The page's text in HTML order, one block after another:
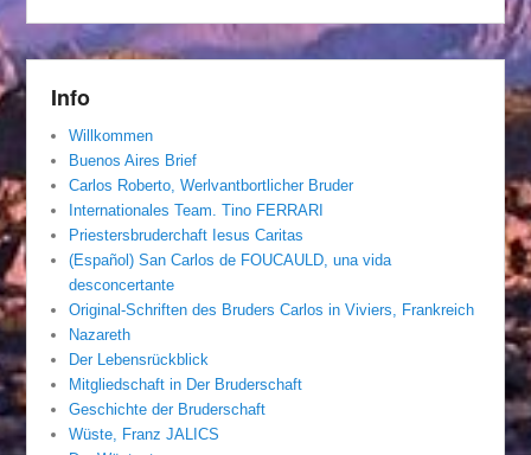
Info
Willkommen
Buenos Aires Brief
Carlos Roberto, Werlvantbortlicher Bruder
Internationales Team. Tino FERRARI
Priestersbruderchaft Iesus Caritas
(Español) San Carlos de FOUCAULD, una vida
desconcertante
Original-Schriften des Bruders Carlos in Viviers, Frankreich
Nazareth
Der Lebensrückblick
Mitgliedschaft in Der Bruderschaft
Geschichte der Bruderschaft
Wüste, Franz JALICS